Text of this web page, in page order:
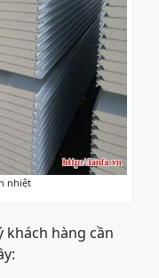
nhiệt
khách hàng cần